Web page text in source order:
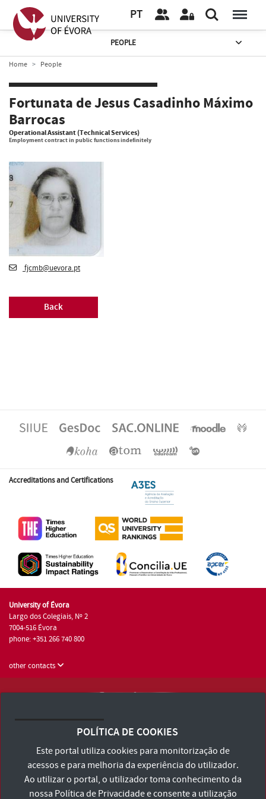
PT
PEOPLE
Home People
Fortunata de Jesus Casadinho Máximo
Barrocas
Operational Assistant (Technical Services)
Employment contract in public functions indefinitely
fjcmb@uevora.pt
Back
Accreditations and Certifications
University of Évora
Largo dos Colegiais, Nº 2
7004-516 Évora
phone: +351 266 740 800
other contacts
Terms and Conditions and Privacy Policy
Accessibility Statement
POLÍTICA DE COOKIES
Este portal utiliza cookies para monitorização de
acessos e para melhoria da experiência do utilizador.
Ao utilizar o portal, o utilizador toma conhecimento da
nossa Política de Privacidadee consente a utilização